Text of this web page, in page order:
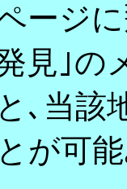
ージ
見｣の
､当該
が可